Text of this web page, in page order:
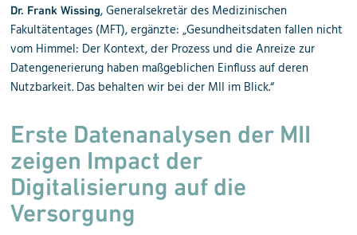
Dr. Frank Wissing, Generalsekretär des Medizinischen
Fakultätentages (MFT), ergänzte: „Gesundheitsdaten fallen nicht
vom Himmel: Der Kontext, der Prozess und die Anreize zur
Datengenerierung haben maßgeblichen Einfluss auf deren
Nutzbarkeit. Das behalten wir bei der MII im Blick.“
Erste Datenanalysen der MII
zeigen Impact der
Digitalisierung auf die
Versorgung